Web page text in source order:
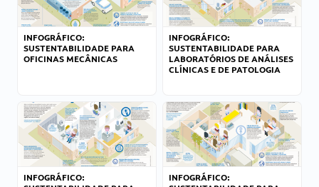
INFOGRÁFICO:
SUSTENTABILIDADE PARA
OFICINAS MECÂNICAS
INFOGRÁFICO:
SUSTENTABILIDADE PARA
LABORATÓRIOS DE ANÁLISES
CLÍNICAS E DE PATOLOGIA
INFOGRÁFICO:
INFOGRÁFICO: